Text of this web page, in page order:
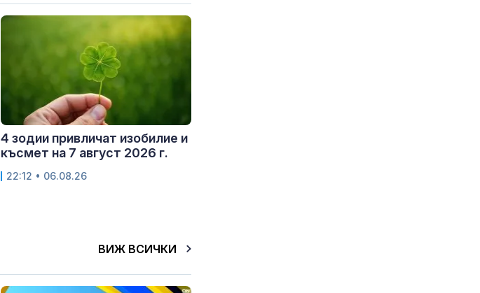
4 зодии привличат изобилие и
късмет на 7 август 2026 г.
22:12 • 06.08.26
ВИЖ ВСИЧКИ